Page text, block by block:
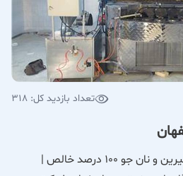
تعداد بازدید کل: 318
دستگاه پخت نان بستنی شیرین و نان جو 100 درصد خالص |